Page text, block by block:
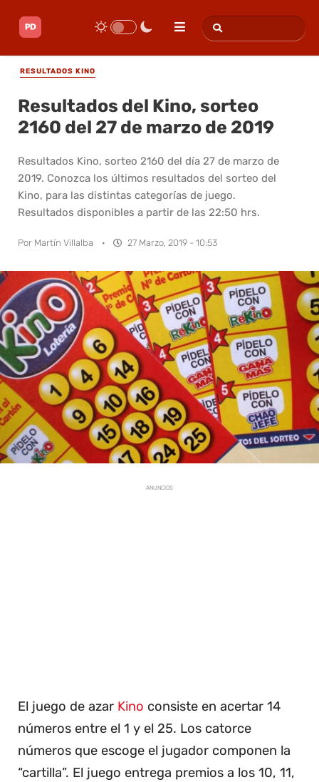
RESULTADOS KINO
Resultados del Kino, sorteo
2160 del 27 de marzo de 2019
Resultados Kino, sorteo 2160 del día 27 de marzo de
2019. Conozca los últimos resultados del sorteo del
Kino, para las distintas categorías de juego.
Resultados disponibles a partir de las 22:50 hrs.
Por Martín Villalba · 27 Marzo, 2019 - 10:53
ANUNCIOS
El juego de azar Kino consiste en acertar 14
números entre el 1 y el 25. Los catorce
números que escoge el jugador componen la
“cartilla”. El juego entrega premios a los 10, 11,